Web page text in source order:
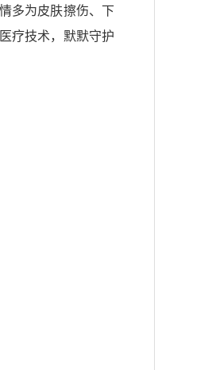
多为皮肤擦伤、下
疗技术，默默守护